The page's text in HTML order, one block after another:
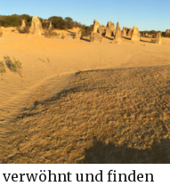
und finden